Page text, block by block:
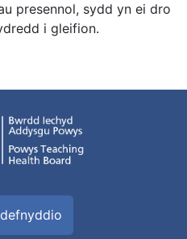
presennol, sydd yn ei dro
i gleifion.